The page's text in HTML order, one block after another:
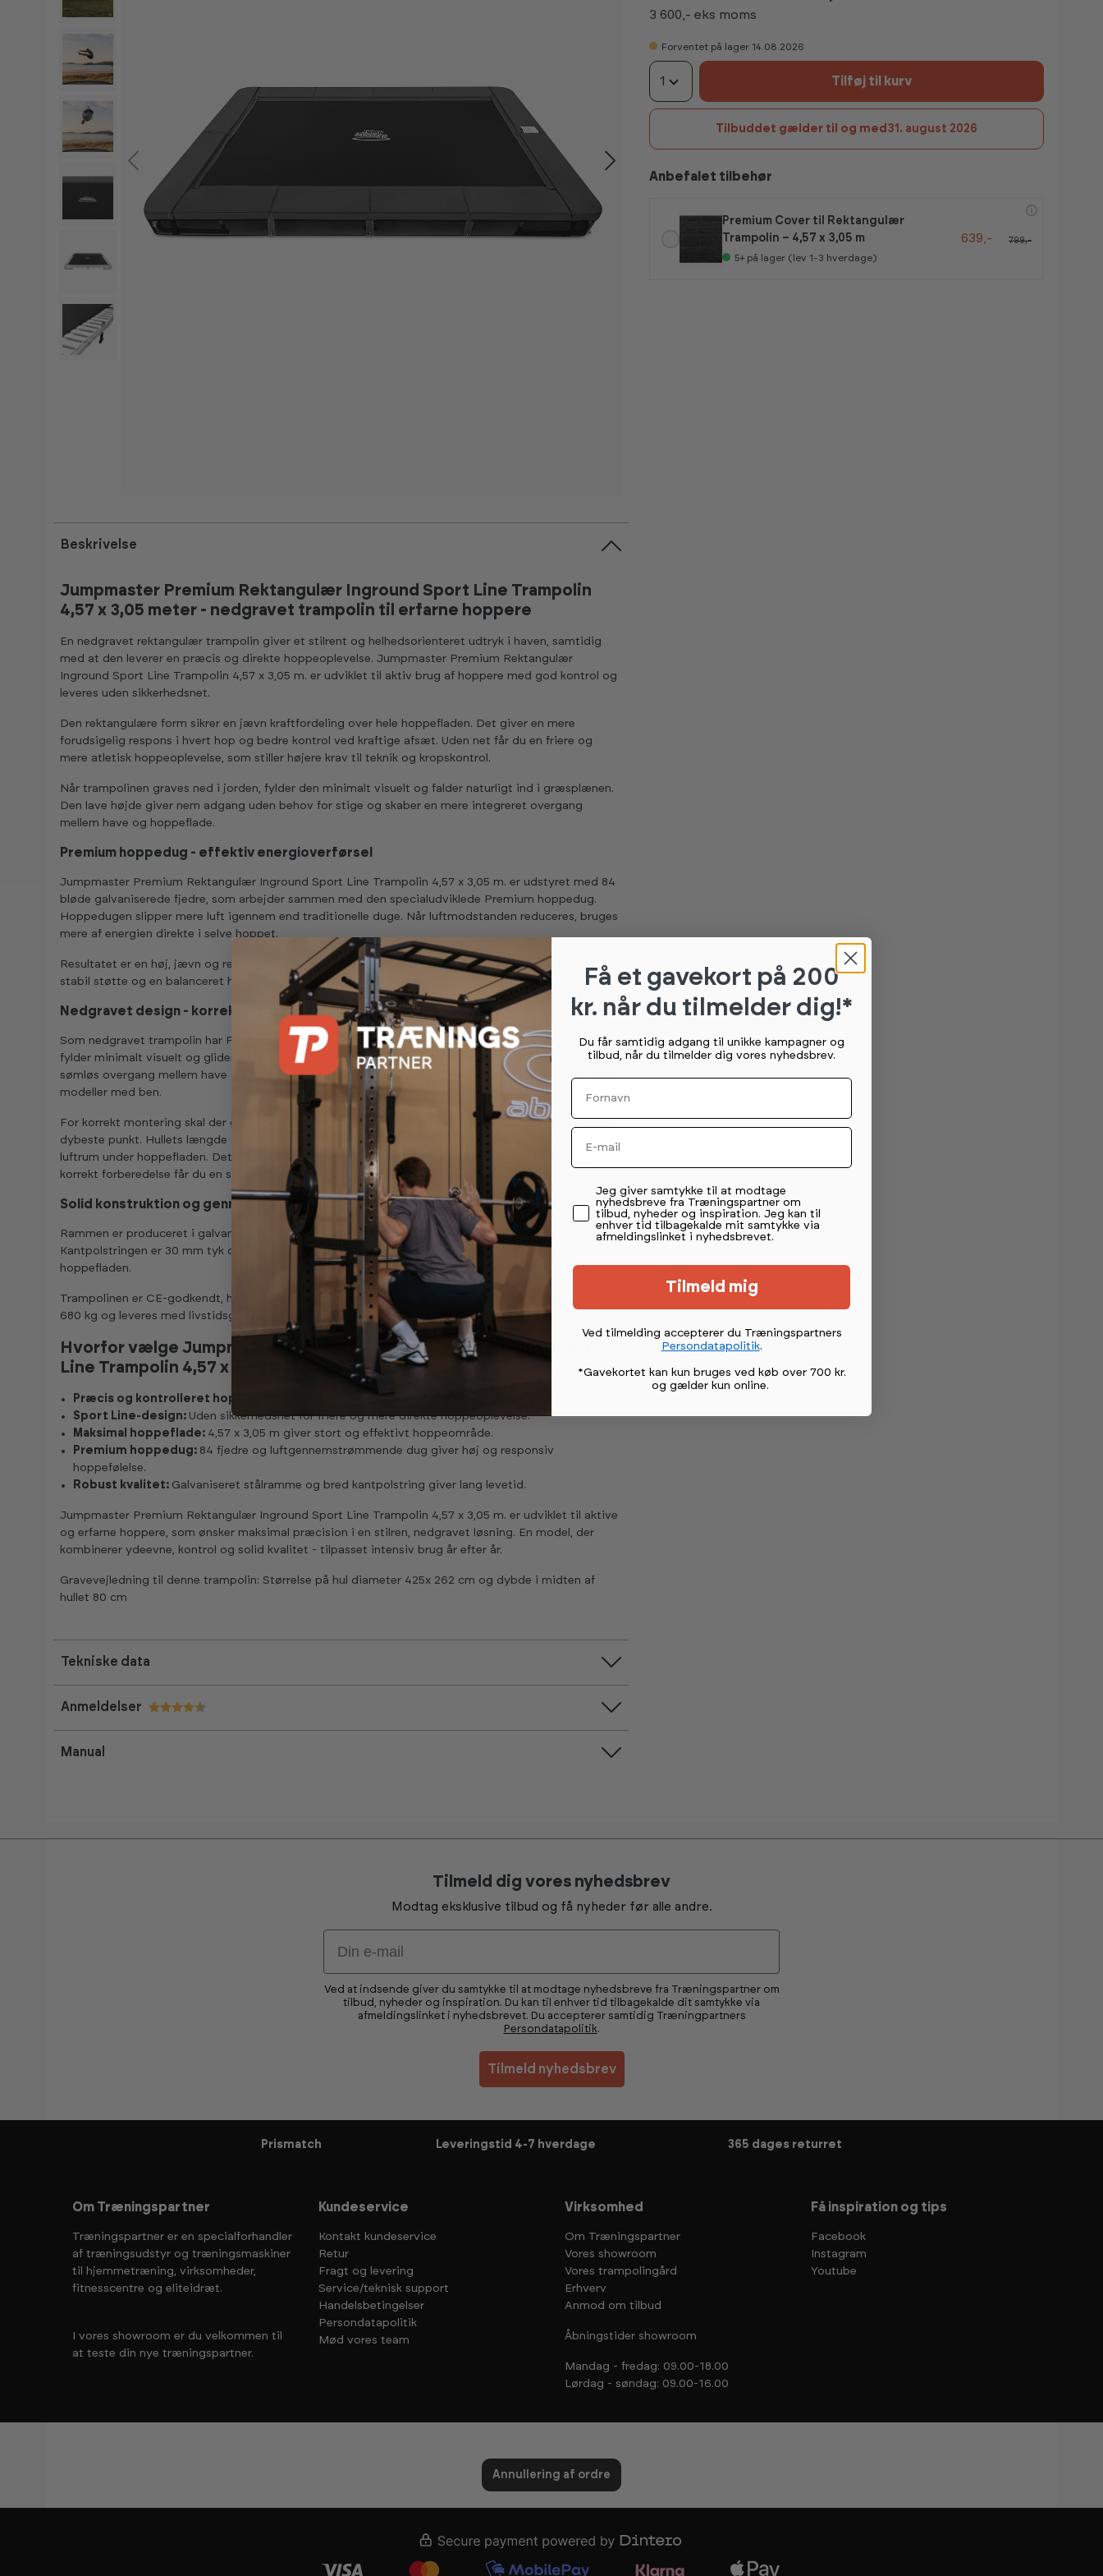
Beskrivelse
Jumpmaster Premium Rektangulær Inground Sport Line Trampolin
4,57 x 3,05 meter - nedgravet trampolin til erfarne hoppere
En nedgravet rektangulær trampolin giver et stilrent og helhedsorienteret udtryk i haven, samtidig
med at den leverer en præcis og direkte hoppeoplevelse. Jumpmaster Premium Rektangulær
Inground Sport Line Trampolin 4,57 x 3,05 m. er udviklet til aktiv brug af hoppere med god kontrol og
leveres uden sikkerhedsnet.
Den rektangulære form sikrer en jævn kraftfordeling over hele hoppefladen. Det giver en mere
forudsigelig respons i hvert hop og bedre kontrol ved kraftige afsæt. Uden net får du en friere og
mere atletisk hoppeoplevelse, som stiller højere krav til teknik og kropskontrol.
Når trampolinen graves ned i jorden, fylder den minimalt visuelt og falder naturligt ind i græsplænen.
Den lave højde giver nem adgang uden behov for stige og skaber en mere integreret overgang
mellem have og hoppeflade.
Premium hoppedug - effektiv energioverførsel
Jumpmaster Premium Rektangulær Inground Sport Line Trampolin 4,57 x 3,05 m. er udstyret med 84
bløde galvaniserede fjedre, som arbejder sammen med den specialudviklede Premium hoppedug.
Hoppedugen slipper mere luft igennem end traditionelle duge. Når luftmodstanden reduceres, bruges
mere af energien direkte i selve hoppet.
Resultatet er en høj, jævn og responsiv affjedring med hurtig tilbageføring. Konstruktionen giver
stabil støtte og en balanceret hoppeoplevelse - velegnet til intensiv og kontrolleret brug.
Nedgravet design - korrekt montering og optimal funktion
Som nedgravet trampolin har Premium Rektangulær Inground Sport Line flere praktiske fordele. Den
fylder minimalt visuelt og glider naturligt ind i udeområdet. Den lave konstruktion giver en mere
sømløs overgang mellem have og trampolin og reducerer faldhøjden sammenlignet med traditionelle
modeller med ben.
For korrekt montering skal der graves et hul, formet som en skål, med en dybde på ca. 90 cm på det
dybeste punkt. Hullets længde og bredde skal tilpasses trampolinens mål og sikre tilstrækkeligt
luftrum under hoppefladen. Dette luftrum er afgørende for optimal hoppeeffekt og funktion. Med
korrekt forberedelse får du en stabil og langtidsholdbar installation.
Solid konstruktion og gennemtænkte detaljer
Rammen er produceret i galvaniseret stål for effektiv rustbeskyttelse og lang levetid i nordisk klima.
Kantpolstringen er 30 mm tyk og 36 cm bred og giver en bred sikkerhedszone rundt om hele
hoppefladen.
Trampolinen er CE-godkendt, har en maksimal brugervægt på 160 kg, er testet til belastning op til
680 kg og leveres med livstidsgaranti på rammen.
Hvorfor vælge Jumpmaster Premium Rektangulær Inground Sport
Line Trampolin 4,57 x 3,05 m?
Præcis og kontrolleret hop:
Sport Line-design: Uden sikkerhedsnet for friere og mere direkte hoppeoplevelse.
Maksimal hoppeflade: 4,57 x 3,05 m giver stort og effektivt hoppeområde.
Premium hoppedug: 84 fjedre og luftgennemstrømmende dug giver høj og responsiv
hoppefølelse.
Robust kvalitet: Galvaniseret stålramme og bred kantpolstring giver lang levetid.
Jumpmaster Premium Rektangulær Inground Sport Line Trampolin 4,57 x 3,05 m. er udviklet til aktive
og erfarne hoppere, som ønsker maksimal præcision i en stilren, nedgravet løsning. En model, der
kombinerer ydeevne, kontrol og solid kvalitet - tilpasset intensiv brug år efter år.
Gravevejledning til denne trampolin: Størrelse på hul diameter 425x 262 cm og dybde i midten af
hullet 80 cm
Tekniske data
Anmeldelser
Manual
3 600,- eks moms
Forventet på lager 14.08.2026
1 Tilføj til kurv
Tilbuddet gælder til og med 31. august 2026
Anbefalet tilbehør
Premium Cover til Rektangulær
Trampolin – 4,57 x 3,05 m
5+ på lager (lev 1-3 hverdage)
639,- 799,-
Tilmeld dig vores nyhedsbrev
Modtag eksklusive tilbud og få nyheder før alle andre.
Email
Ved at indsende giver du samtykke til at modtage nyhedsbreve fra Træningspartner om
tilbud, nyheder og inspiration. Du kan til enhver tid tilbagekalde dit samtykke via
afmeldingslinket i nyhedsbrevet. Du accepterer samtidig Træningpartners
Persondatapolitik.
Tilmeld nyhedsbrev
Prismatch Leveringstid 4-7 hverdage 365 dages returret
Om Træningspartner
Træningspartner er en specialforhandler
af træningsudstyr og træningsmaskiner
til hjemmetræning, virksomheder,
fitnesscentre og eliteidræt.
I vores showroom er du velkommen til
at teste din nye træningspartner.
Kundeservice
Kontakt kundeservice
Retur
Fragt og levering
Service/teknisk support
Handelsbetingelser
Persondatapolitik
Mød vores team
Virksomhed
Om Træningspartner
Vores showroom
Vores trampolingård
Erhverv
Anmod om tilbud
Åbningstider showroom
Mandag - fredag: 09.00-18.00
Lørdag - søndag: 09.00-16.00
Få inspiration og tips
Facebook
Instagram
Youtube
Annullering af ordre
Få et gavekort på 200
kr. når du tilmelder dig!*
Du får samtidig adgang til unikke kampagner og
tilbud, når du tilmelder dig vores nyhedsbrev.
Fornavn
Email
Permission tekst
Jeg giver samtykke til at modtage
nyhedsbreve fra Træningspartner om
tilbud, nyheder og inspiration. Jeg kan til
enhver tid tilbagekalde mit samtykke via
afmeldingslinket i nyhedsbrevet.
Tilmeld mig
Ved tilmelding accepterer du Træningspartners
Persondatapolitik.
*Gavekortet kan kun bruges ved køb over 700 kr.
og gælder kun online.